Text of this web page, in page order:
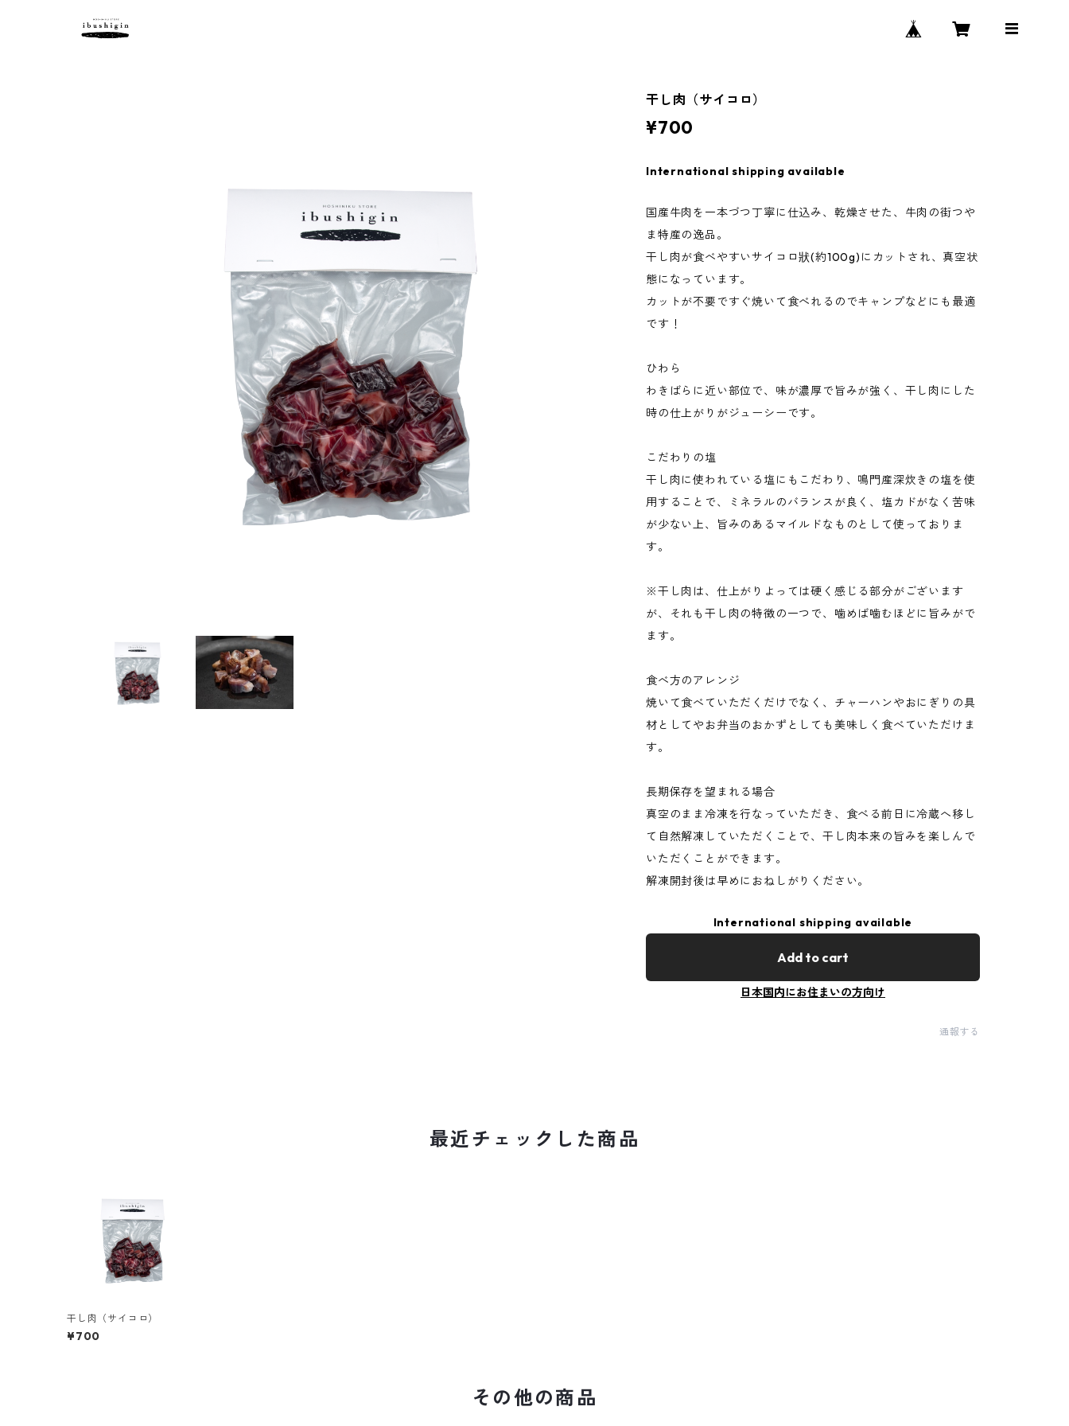
干し肉（サイコロ）
¥700
International shipping available
国産牛肉を一本づつ丁寧に仕込み、乾燥させた、牛肉の街つや
ま特産の逸品。
干し肉が食べやすいサイコロ狀(約100g)にカットされ、真空状
態になっています。
カットが不要ですぐ焼いて食べれるのでキャンプなどにも最適
です！
ひわら
わきばらに近い部位で、味が濃厚で旨みが強く、干し肉にした
時の仕上がりがジューシーです。
こだわりの塩
干し肉に使われている塩にもこだわり、鳴門産深炊きの塩を使
用することで、ミネラルのバランスが良く、塩カドがなく苦味
が少ない上、旨みのあるマイルドなものとして使っておりま
す。
※干し肉は、仕上がりよっては硬く感じる部分がございます
が、それも干し肉の特徴の一つで、噛めば噛むほどに旨みがで
ます。
食べ方のアレンジ
焼いて食べていただくだけでなく、チャーハンやおにぎりの具
材としてやお弁当のおかずとしても美味しく食べていただけま
す。
長期保存を望まれる場合
真空のまま冷凍を行なっていただき、食べる前日に冷蔵へ移し
て自然解凍していただくことで、干し肉本来の旨みを楽しんで
いただくことができます。
解凍開封後は早めにおねしがりください。
International shipping available
Add to cart
日本国内にお住まいの方向け
通報する
最近チェックした商品
干し肉（サイコロ）
¥700
その他の商品